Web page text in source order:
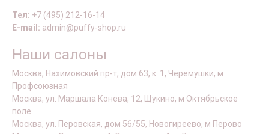
Тел: +7 (495) 212-16-14
E-mail: admin@puffy-shop.ru
Наши салоны
Москва, Нахимовский пр-т, дом 63, к. 1, Черемушки, м
Профсоюзная
Москва, ул. Маршала Конева, 12, Щукино, м Октябрьское
поле
Москва, ул. Перовская, дом 56/55, Новогиреево, м Перово